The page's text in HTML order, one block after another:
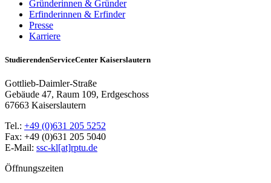
Gründerinnen & Gründer
Erfinderinnen & Erfinder
Presse
Karriere
StudierendenServiceCenter Kaiserslautern
Gottlieb-Daimler-Straße
Gebäude 47, Raum 109, Erdgeschoss
67663 Kaiserslautern
Tel.: +49 (0)631 205 5252
Fax: +49 (0)631 205 5040
E-Mail: ssc-kl[at]rptu.de
Öffnungszeiten